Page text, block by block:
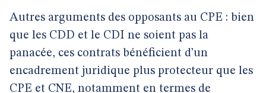
Autres arguments des opposants au CPE : bien
que les CDD et le CDI ne soient pas la
panacée, ces contrats bénéficient d’un
encadrement juridique plus protecteur que les
CPE et CNE, notamment en termes de